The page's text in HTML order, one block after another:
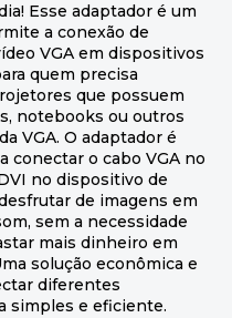
Esse adaptador é um
a conexão de
VGA em dispositivos
quem precisa
que possuem
notebooks ou outros
VGA. O adaptador é
conectar o cabo VGA no
no dispositivo de
de imagens em
sem a necessidade
mais dinheiro em
solução econômica e
diferentes
simples e eficiente.